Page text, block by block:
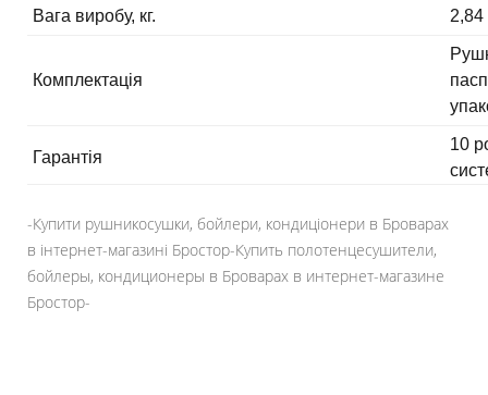
Вага виробу, кг. 2,84
Комплектація
Гарантія
10
-Купити рушникосушки, бойлери, кондиціонери в Броварах
в інтернет-магазині Бростор-Купить полотенцесушители,
бойлеры, кондиционеры в Броварах в интернет-магазине
Бростор-